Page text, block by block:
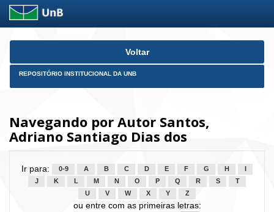
Skip
Voltar
REPOSITÓRIO INSTITUCIONAL DA UNB
Navegando por Autor Santos,
Adriano Santiago Dias dos
Ir para: 0-9 A B C D E F G H
J
K L M N O P Q R S
T
U
V W X Y Z
ou entre com as primeiras letras: